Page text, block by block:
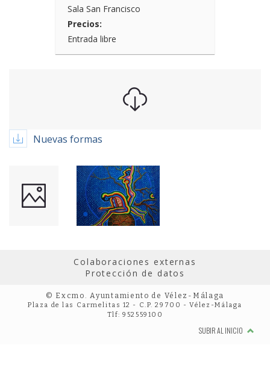
Sala San Francisco
Precios:
Entrada libre
Nuevas formas
Colaboraciones externas
Protección de datos
© Excmo. Ayuntamiento de Vélez-Málaga
Plaza de las Carmelitas 12 - C.P. 29700 - Vélez-Málaga
Tlf: 952559100
SUBIR AL INICIO